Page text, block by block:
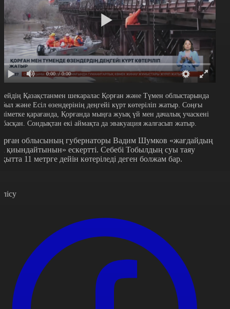
0:00 / 0:00
Қазақстанмен шекаралас Қорған және Түмен облыстарында
және Есіл өзендерінің деңгейі күрт көтеріліп жатыр. Соңғы
қарағанда, Қорғанда мыңға жуық үй мен дачалық учаскені
басқан. Сондықтан екі аймақта да эвакуация жалғасып жатыр.
облысының губернаторы Вадим Шумков «жағдайдың
қиындайтынын» ескертті. Себебі Тобылдың суы таяу
11 метрге дейін көтеріледі деген болжам бар.